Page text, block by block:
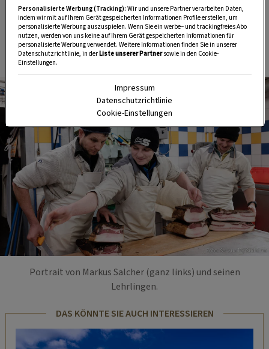
HIER MEHR ERFAHREN
Foto: ServusTV/Südkino
Portrait von Markus Salcher (ganz links) und seinen
Lehrlingen.
DAS KÖNNTE SIE AUCH INTERESSIEREN
Personalisierte Werbung (Tracking): Wir und unsere Partner verarbeiten Daten,
indem wir mit auf Ihrem Gerät gespeicherten Informationen Profile erstellen, um
personalisierte Werbung auszuspielen. Wenn Sie ein werbe– und trackingfreies Abo
nutzen, werden von uns keine auf Ihrem Gerät gespeicherten Informationen für
personalisierte Werbung verwendet. Weitere Informationen finden Sie in unserer
Datenschutzrichtlinie, in derListe unserer Partnersowie in den Cookie-
Einstellungen.
Impressum
Datenschutzrichtlinie
Cookie-Einstellungen